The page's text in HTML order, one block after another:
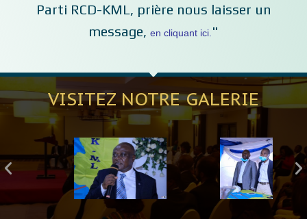
Parti RCD-KML, prière nous laisser un
message,
en cliquant ici. "
VISITEZ NOTRE GALERIE